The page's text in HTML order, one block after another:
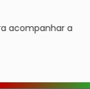
acompanhar a